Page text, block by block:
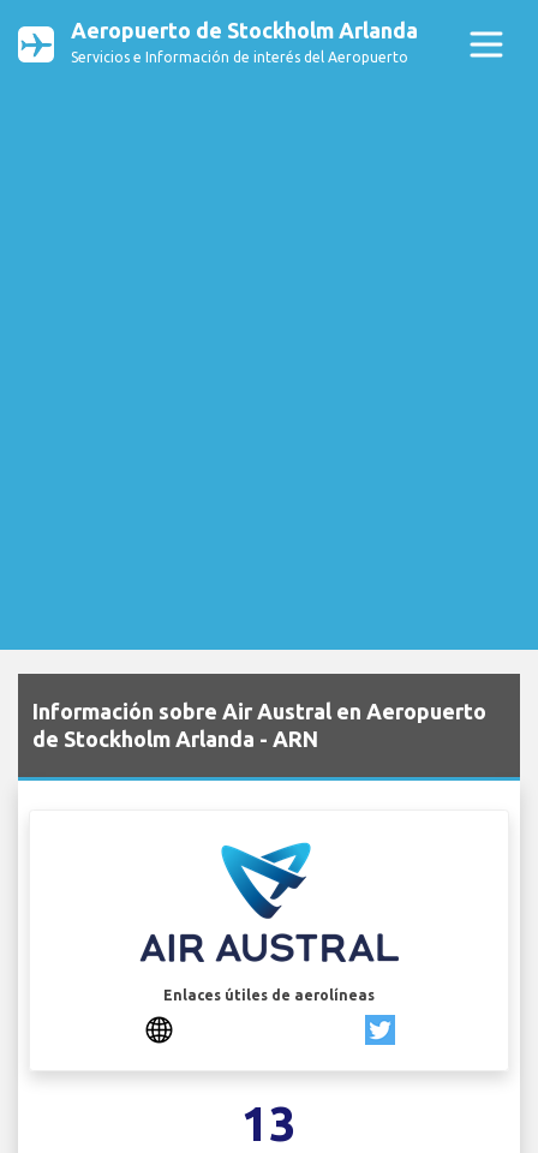
Aeropuerto de Stockholm Arlanda
Servicios e Información de interés del Aeropuerto
Información sobre Air Austral en Aeropuerto
de Stockholm Arlanda - ARN
Enlaces útiles de aerolíneas
13